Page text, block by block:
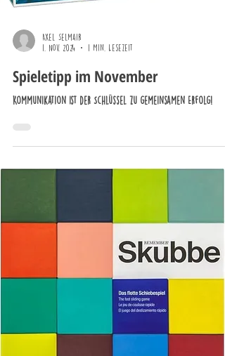
Axel Selmair
1. Nov. 2024
1 Min. Lesezeit
Spieletipp im November
Kommunikation ist der Schlüssel zu gemeinsamen Erfolg!